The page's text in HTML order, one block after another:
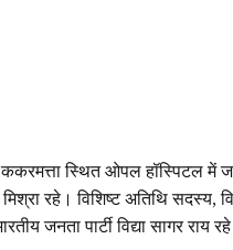
ककरमत्ता स्थित ओपल हॉस्पिटल
रहे। विशिष्ट अतिथि सदस्य,
जनता पार्टी विद्या सागर राय